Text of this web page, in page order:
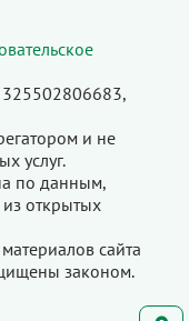
и не
услуг.
по данным,
открытых
сайта
законом.